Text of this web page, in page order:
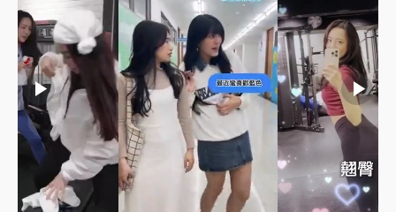
play_arrow play_arrow play_arrow